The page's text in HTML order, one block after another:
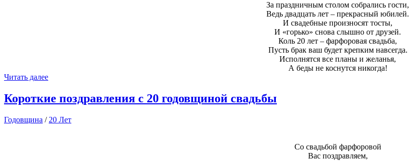
За праздничным столом собрались гости,
Ведь двадцать лет – прекрасный юбилей.
И свадебные произносят тосты,
И «горько» снова слышно от друзей.
Коль 20 лет – фарфоровая свадьба,
Пусть брак ваш будет крепким навсегда.
Исполнятся все планы и желанья,
А беды не коснутся никогда!
Читать далее
Короткие поздравления с 20 годовщиной свадьбы
Годовщина / 20 Лет
Со свадьбой фарфоровой
Вас поздравляем,